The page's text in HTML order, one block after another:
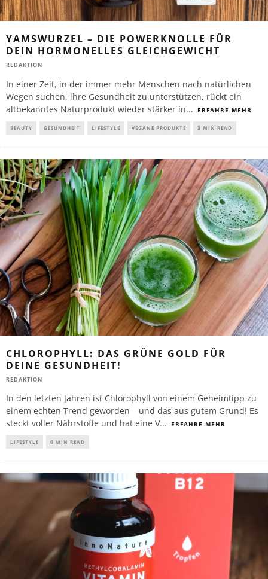
YAMSWURZEL – DIE POWERKNOLLE FÜR
DEIN HORMONELLES GLEICHGEWICHT
REDAKTION
In einer Zeit, in der immer mehr Menschen nach natürlichen
Wegen suchen, ihre Gesundheit zu unterstützen, rückt ein
altbekanntes Naturprodukt wieder stärker in... ERFAHRE MEHR
BEAUTY GESUNDHEIT LIFESTYLE VEGANE PRODUKTE 3 MIN READ
CHLOROPHYLL: DAS GRÜNE GOLD FÜR
DEINE GESUNDHEIT!
REDAKTION
In den letzten Jahren ist Chlorophyll von einem Geheimtipp zu
einem echten Trend geworden – und das aus gutem Grund! Es
steckt voller Nährstoffe und hat eine V... ERFAHRE MEHR
LIFESTYLE 6 MIN READ